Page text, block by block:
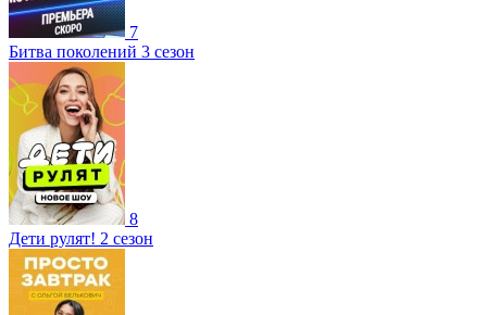
7
Битва поколений 3 сезон
8
Дети рулят! 2 сезон